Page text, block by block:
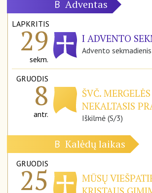
B Adventas
LAPKRITIS
29
sekm.
I ADVENTO
Advento
GRUODIS
8
antr.
ŠVČ.
NEKALTASIS
Iškilmė (S/3)
B Kalėdų laikas
GRUODIS
25
MŪSŲ